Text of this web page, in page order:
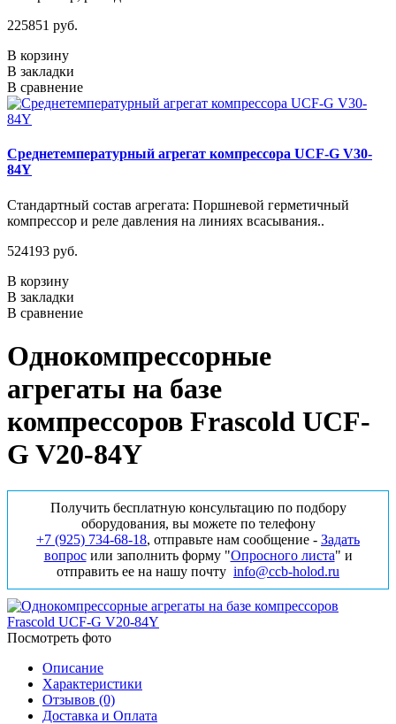
225851 руб.
В корзину
В закладки
В сравнение
Среднетемпературный агрегат компрессора UCF-G V30-
84Y
Стандартный состав агрегата: Поршневой герметичный
компрессор и реле давления на линиях всасывания..
524193 руб.
В корзину
В закладки
В сравнение
Однокомпрессорные
агрегаты на базе
компрессоров Frascold UCF-
G V20-84Y
Получить бесплатную консультацию по подбору
оборудования, вы можете по телефону
+7 (925) 734‑68‑18, отправьте нам сообщение - Задать
вопросили заполнить форму "Опросного листа" и
отправить ее на нашу почту info@ccb-holod.ru
Посмотреть фото
Описание
Характеристики
Отзывов (0)
Доставка и Оплата